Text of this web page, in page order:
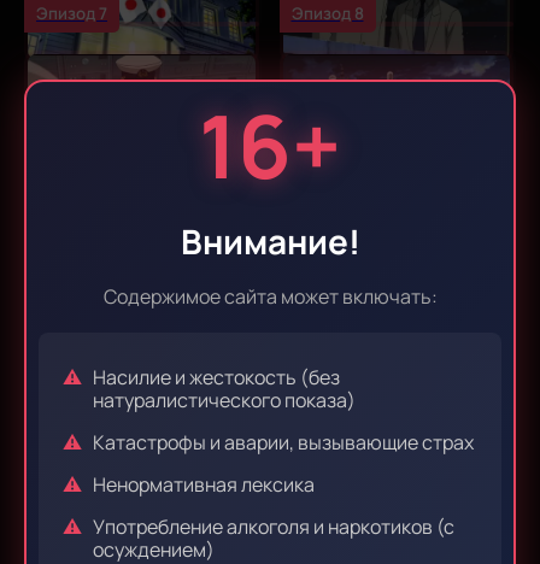
16+
Внимание!
Содержимое сайта может включать:
Насилие и жестокость (без
натуралистического показа)
Катастрофы и аварии, вызывающие страх
Ненормативная лексика
Употребление алкоголя и наркотиков (с
осуждением)
Эпизод 7 Эпизод 8
Эпизод 12
Эпизод 13 Эпизод 14